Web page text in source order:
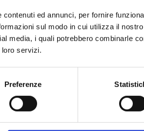
ed annunci, per fornire
sul modo in cui utilizza il
media, i quali potrebbero combinarle
servizi.
Preferenze
, Adriano Verdi
esistenti più estese d'Europa